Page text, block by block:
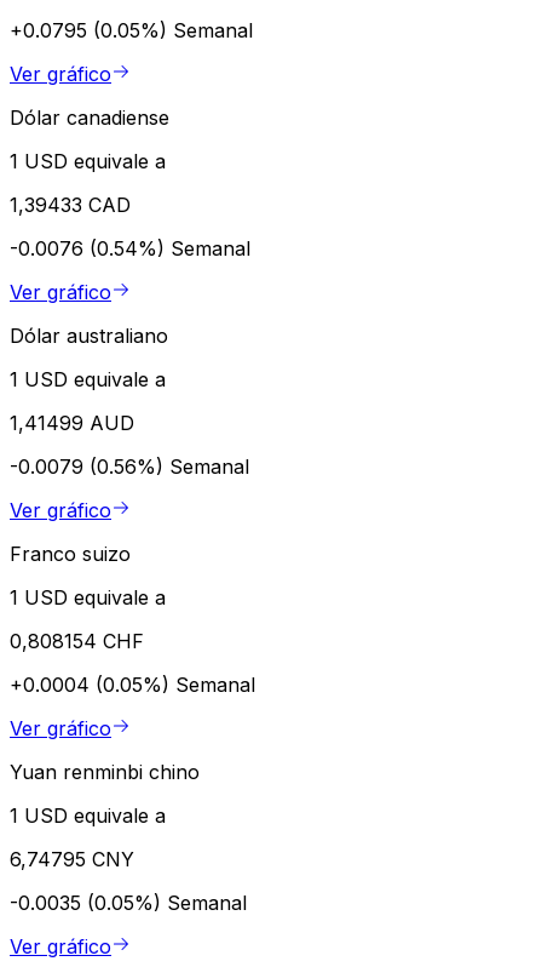
+0.0795 (0.05%) Semanal
Ver gráfico
Dólar canadiense
1 USD equivale a
1,39433 CAD
-0.0076 (0.54%) Semanal
Ver gráfico
Dólar australiano
1 USD equivale a
1,41499 AUD
-0.0079 (0.56%) Semanal
Ver gráfico
Franco suizo
1 USD equivale a
0,808154 CHF
+0.0004 (0.05%) Semanal
Ver gráfico
Yuan renminbi chino
1 USD equivale a
6,74795 CNY
-0.0035 (0.05%) Semanal
Ver gráfico